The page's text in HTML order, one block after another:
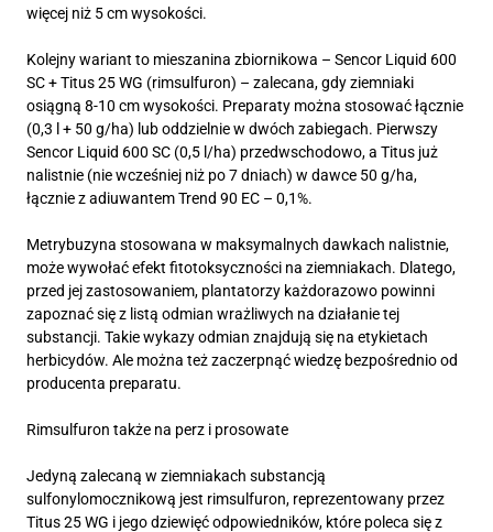
więcej niż 5 cm wysokości.
Kolejny wariant to mieszanina zbiornikowa – Sencor Liquid 600
SC + Titus 25 WG (rimsulfuron) – zalecana, gdy ziemniaki
osiągną 8-10 cm wysokości. Preparaty można stosować łącznie
(0,3 l + 50 g/ha) lub oddzielnie w dwóch zabiegach. Pierwszy
Sencor Liquid 600 SC (0,5 l/ha) przedwschodowo, a Titus już
nalistnie (nie wcześniej niż po 7 dniach) w dawce 50 g/ha,
łącznie z adiuwantem Trend 90 EC – 0,1%.
Metrybuzyna stosowana w maksymalnych dawkach nalistnie,
może wywołać efekt fitotoksyczności na ziemniakach. Dlatego,
przed jej zastosowaniem, plantatorzy każdorazowo powinni
zapoznać się z listą odmian wrażliwych na działanie tej
substancji. Takie wykazy odmian znajdują się na etykietach
herbicydów. Ale można też zaczerpnąć wiedzę bezpośrednio od
producenta preparatu.
Rimsulfuron także na perz i prosowate
Jedyną zalecaną w ziemniakach substancją
sulfonylomocznikową jest rimsulfuron, reprezentowany przez
Titus 25 WG i jego dziewięć odpowiedników, które poleca się z